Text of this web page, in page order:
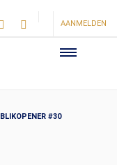
AANMELDEN
BLIKOPENER #30